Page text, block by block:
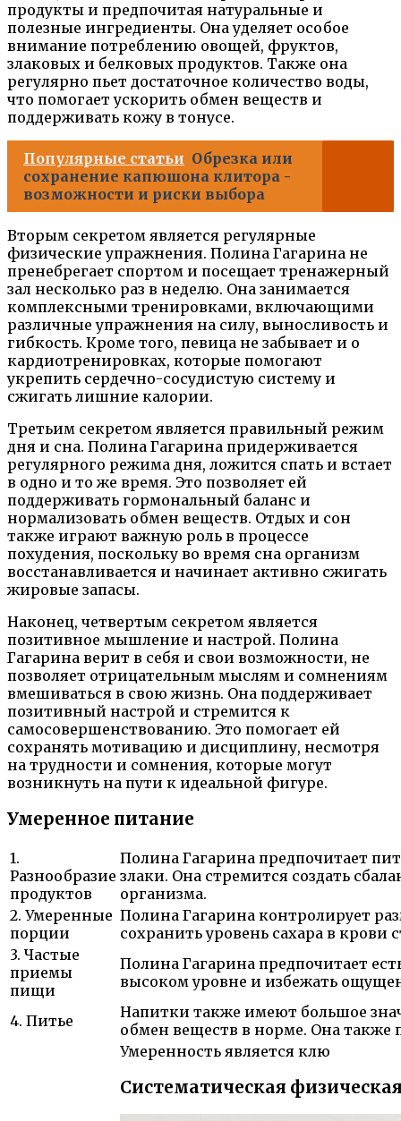
продукты и предпочитая натуральные и
полезные ингредиенты. Она уделяет особое
внимание потреблению овощей, фруктов,
злаковых и белковых продуктов. Также она
регулярно пьет достаточное количество воды,
что помогает ускорить обмен веществ и
поддерживать кожу в тонусе.
Популярные статьи Обрезка или
сохранение капюшона клитора -
возможности и риски выбора
Вторым секретом является регулярные
физические упражнения. Полина Гагарина не
пренебрегает спортом и посещает тренажерный
зал несколько раз в неделю. Она занимается
комплексными тренировками, включающими
различные упражнения на силу, выносливость и
гибкость. Кроме того, певица не забывает и о
кардиотренировках, которые помогают
укрепить сердечно-сосудистую систему и
сжигать лишние калории.
Третьим секретом является правильный режим
дня и сна. Полина Гагарина придерживается
регулярного режима дня, ложится спать и встает
в одно и то же время. Это позволяет ей
поддерживать гормональный баланс и
нормализовать обмен веществ. Отдых и сон
также играют важную роль в процессе
похудения, поскольку во время сна организм
восстанавливается и начинает активно сжигать
жировые запасы.
Наконец, четвертым секретом является
позитивное мышление и настрой. Полина
Гагарина верит в себя и свои возможности, не
позволяет отрицательным мыслям и сомнениям
вмешиваться в свою жизнь. Она поддерживает
позитивный настрой и стремится к
самосовершенствованию. Это помогает ей
сохранять мотивацию и дисциплину, несмотря
на трудности и сомнения, которые могут
возникнуть на пути к идеальной фигуре.
Умеренное питание
1.
Разнообразие
продуктов
Полина Гагарина предпочитает
злаки. Она стремится создать
организма.
2. Умеренные
порции
Полина Гагарина контролирует
сохранить уровень сахара в
3. Частые
приемы
пищи
Полина Гагарина предпочитает
высоком уровне и избежать
4. Питье
Напитки также имеют большое
обмен веществ в норме. Она также
Умеренность является клю
Систематическая